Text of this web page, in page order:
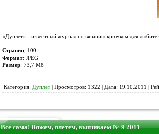
«Дуплет» - известный журнал по вязанию крючком для
Страниц: 100
Формат: JPEG
Размер: 73,7 Мб
Категория: Дуплет | Просмотров: 1322 | Дата: 19.10.2011 |
Все сама! Вяжем, плетем, вышиваем № 9 2011